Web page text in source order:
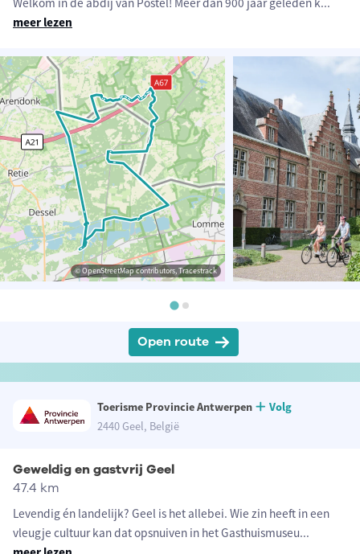
meer lezen
© OpenStreetMap contributors, Tracestrack
Open route
Toerisme Provincie Antwerpen
Volg
2440 Geel, België
Geweldig en gastvrij Geel
47.4 km
Levendig én landelijk? Geel is het allebei. Wie zin heeft in een
vleugje cultuur kan dat opsnuiven in het Gasthuismuseu...